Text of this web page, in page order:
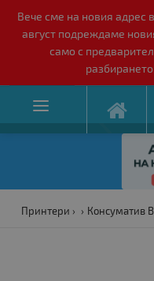
Вече сме на новия адрес
август подреждаме
само с
Принтери Консуматив